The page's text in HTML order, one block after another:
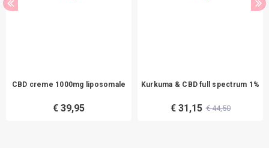
CBD creme 1000mg liposomale
€ 39,95
Kurkuma & CBD full spectrum 1%
€ 31,15 € 44,50